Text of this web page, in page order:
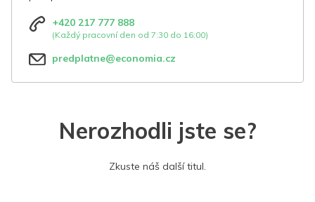
+420 217 777 888
(Každý pracovní den od 7:30 do 16:00)
predplatne@economia.cz
Nerozhodli jste se?
Zkuste náš další titul.